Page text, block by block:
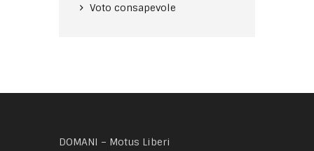
Voto consapevole
DOMANI – Motus Liberi